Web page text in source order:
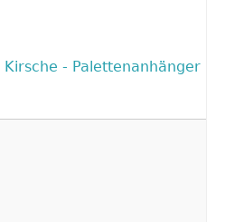
Kirsche - Palettenanhänger